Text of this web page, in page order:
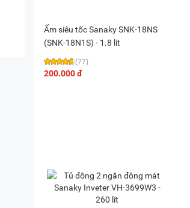
Ấm siêu tốc Sanaky SNK-18NS
(SNK-18N1S) - 1.8 lít
(77)
200.000 đ